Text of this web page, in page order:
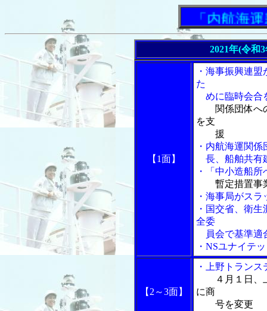
「内航海運
2021年(令和
【1面】
・海事振興連
た
めに臨時会合
関係団体へ
を支
援
・内航海運関
長、船舶共有
・「中小造船
暫定措置事
・海事局がス
・国交省、衛
全委
員会で基準適
・NSユナイテ
【2～3面】
・上野トラン
４月１日、
に商
号を変更